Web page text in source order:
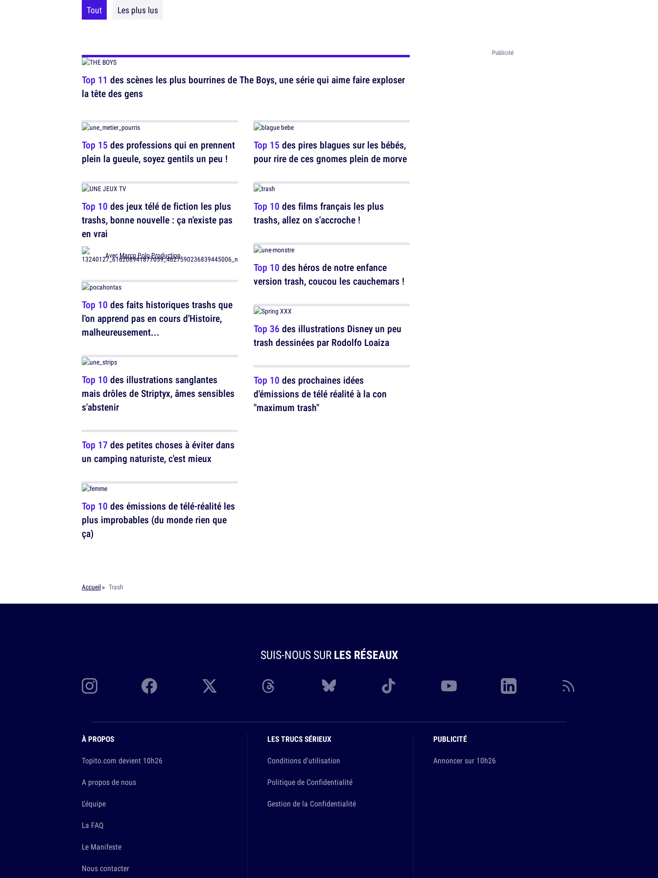
Tout Les plus lus
Top 11 des scènes les plus bourrines de The Boys, une série qui aime faire exploser
la tête des gens
Top 15 des professions qui en prennent
plein la gueule, soyez gentils un peu !
Top 10 des jeux télé de fiction les plus
trashs, bonne nouvelle : ça n'existe pas
en vrai
AvecMarco Polo Production
Top 10 des faits historiques trashs que
l'on apprend pas en cours d'Histoire,
malheureusement...
Top 10 des illustrations sanglantes
mais drôles de Striptyx, âmes sensibles
s'abstenir
Top 17 des petites choses à éviter dans
un camping naturiste, c'est mieux
Top 10 des émissions de télé-réalité les
plus improbables (du monde rien que
ça)
Top 15 des pires blagues sur les bébés,
pour rire de ces gnomes plein de morve
Top 10 des films français les plus
trashs, allez on s'accroche !
Top 10 des héros de notre enfance
version trash, coucou les cauchemars !
Top 36 des illustrations Disney un peu
trash dessinées par Rodolfo Loaiza
Top 10 des prochaines idées
d'émissions de télé réalité à la con
"maximum trash"
Accueil Trash
SUIS-NOUS SURLES RÉSEAUX
À PROPOS
Topito.com devient 10h26
A propos de nous
L'équipe
La FAQ
Le Manifeste
Nous contacter
LES TRUCS SÉRIEUX
Conditions d'utilisation
Politique de Confidentialité
Gestion de la Confidentialité
PUBLICITÉ
Annoncer sur 10h26